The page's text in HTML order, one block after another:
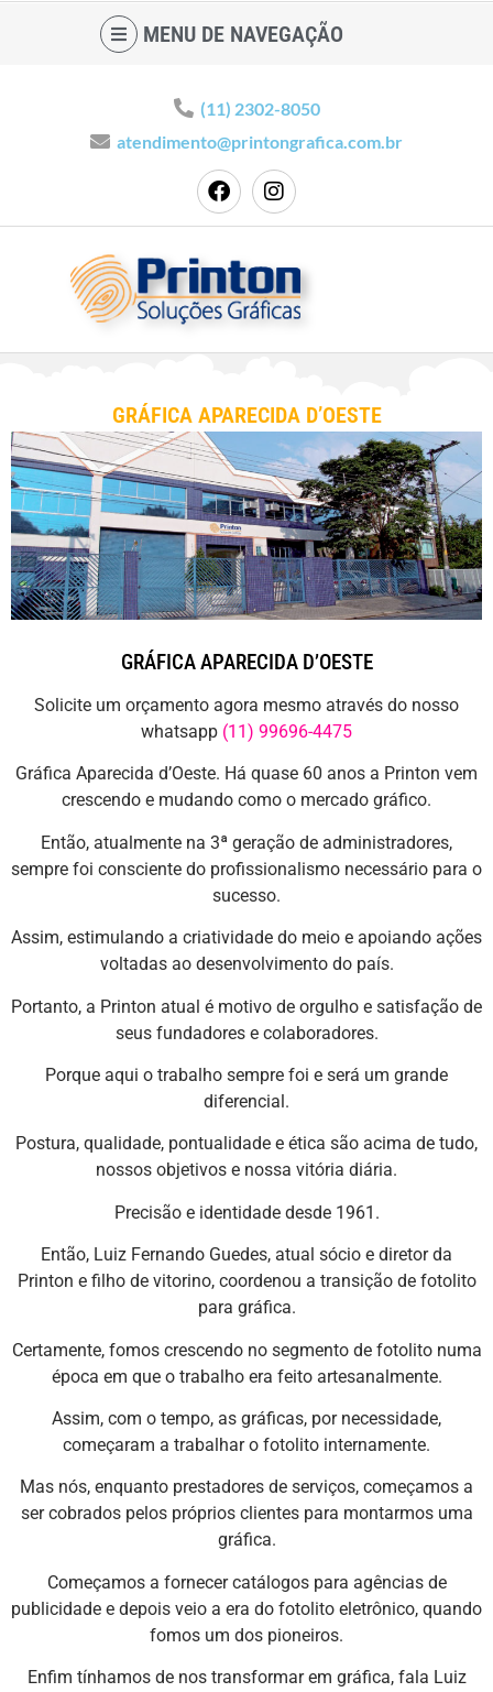
MENU DE NAVEGAÇÃO
(11) 2302-8050
atendimento@printongrafica.com.br
GRÁFICA APARECIDA D’OESTE
GRÁFICA APARECIDA D’OESTE
Solicite um orçamento agora mesmo através do nosso
whatsapp (11) 99696-4475
Gráfica Aparecida d’Oeste. Há quase 60 anos a Printon vem
crescendo e mudando como o mercado gráfico.
Então, atualmente na 3ª geração de administradores,
sempre foi consciente do profissionalismo necessário para o
sucesso.
Assim, estimulando a criatividade do meio e apoiando ações
voltadas ao desenvolvimento do país.
Portanto, a Printon atual é motivo de orgulho e satisfação de
seus fundadores e colaboradores.
Porque aqui o trabalho sempre foi e será um grande
diferencial.
Postura, qualidade, pontualidade e ética são acima de tudo,
nossos objetivos e nossa vitória diária.
Precisão e identidade desde 1961.
Então, Luiz Fernando Guedes, atual sócio e diretor da
Printon e filho de vitorino, coordenou a transição de fotolito
para gráfica.
Certamente, fomos crescendo no segmento de fotolito numa
época em que o trabalho era feito artesanalmente.
Assim, com o tempo, as gráficas, por necessidade,
começaram a trabalhar o fotolito internamente.
Mas nós, enquanto prestadores de serviços, começamos a
ser cobrados pelos próprios clientes para montarmos uma
gráfica.
Começamos a fornecer catálogos para agências de
publicidade e depois veio a era do fotolito eletrônico, quando
fomos um dos pioneiros.
Enfim tínhamos de nos transformar em gráfica, fala Luiz